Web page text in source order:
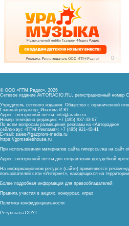
© ООО «ГПМ Радио», 2026
Сетевое издание AVTORADIO.RU, регистрационный номер
Учредитель сетевого издания: Общество с ограниченной
Главный редактор: Ипатова И.Ю.
Адрес электронной почты: info@aradio.ru
Номер телефона редакции: +7 (495) 937-33-67
По всем вопросам размещения рекламы на «Авторадио»
сейлз-хаус «ГПМ Реклама»: +7 (495) 921-40-41
E-mail: sales@gazprom-media.ru
https://gpmsaleshouse.ru
При использовании материалов сайта гиперссылка на сайт
Адрес электронной почты для отправления досудебной
На информационном ресурсе (сайте) применяются
пользователей сети «Интернет», находящихся на
Более подробная информация для правообладателей
Правила участия в акциях, конкурсах, играх
Политика конфиденциальности
Результаты СОУТ